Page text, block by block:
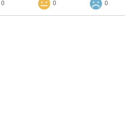
0 0 0